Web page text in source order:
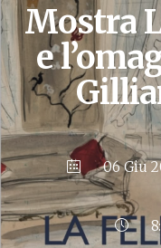
Mostra
e
06 Giu